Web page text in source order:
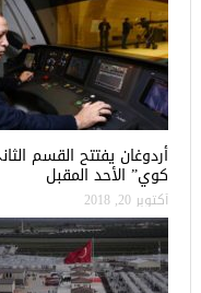
أردوغان يفتتح القسم
كوي” الأحد المقبل
أكتوبر 20, 2018